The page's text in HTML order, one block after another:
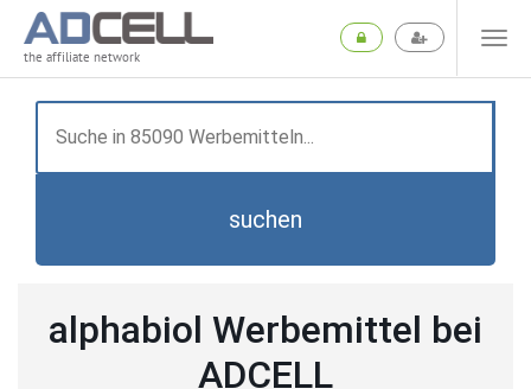
the affiliate network
suchen
alphabiol Werbemittel bei
ADCELL